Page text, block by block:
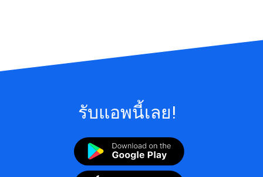
รับแอพนี้เลย!